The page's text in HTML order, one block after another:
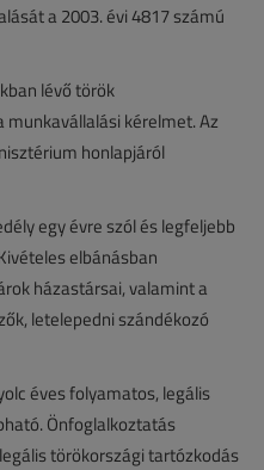
a 2003. évi 4817 számú
lévő török
kérelmet. Az
honlapjáról
egy évre szól és legfeljebb
elbánásban
házastársai, valamint a
letelepedni szándékozó
éves folyamatos, legális
Önfoglalkoztatás
törökországi tartózkodás